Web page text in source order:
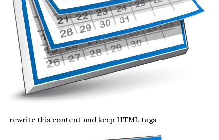
continentală, pe litoral vor fi 31 de grade, iar noaptea va
fi tropicală. Cerul va fi mai mult senin, iar vântul va sufla
slab și moderat.
Joi, cu excepția zonei de coastă, vremea va fi caniculară,
indicele temperatură-umezeală va depăși pe arii extinse
pragul critic de 80 de unități, iar temperaturile maxime
se vor încadra între 33 și 37 de grade, mai coborâte pe
litoral, unde vor fi 30 de grade. Noaptea, valorile termice
mult moderat și după-amiază vor fi posibile averse slabe.
rewrite this content and keep HTML tags